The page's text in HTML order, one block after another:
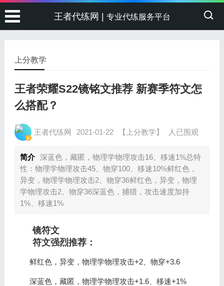
王者代练网 | 专业代练服务平台
上分教学
王者荣耀S22镜铭文推荐 新赛季符文怎
么搭配？
王者代练网 2021-01-22 【上分教学】 人已围观
简介 深蓝色，藏匿，物理学物理攻击16、移速1%总特
性：物理学物理攻击45、物穿100、移速10%鲜红色，
异变，物理学物理攻击2、物穿36鲜红色，异变，物理
学物理攻击2、物穿36深蓝色，捕猎，攻击速度加持
1%、移速1%
镜符文
符文强烈推荐：
鲜红色，异变，物理学物理攻击+2、物穿+3.6
深蓝色，藏匿，物理学物理攻击+1.6、移速+1%